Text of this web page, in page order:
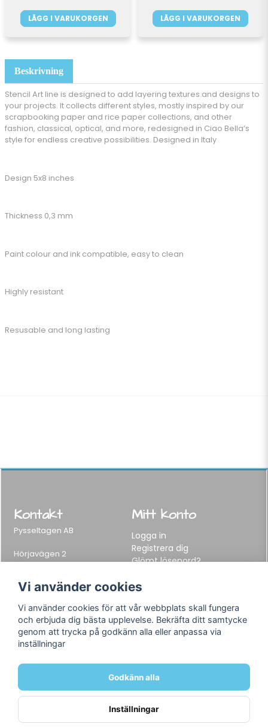
Beskrivning
Stencil Art line is designed to add layering textures and designs to
your projects. It collects different styles, mostly inspired by our
scrapbooking paper and rice paper collections, and other
fashion, classical, optical, and more, redesigned in Ciao Bella’s
style for endless creative possibilities. Designed in Italy
Design 5x8 inches
Thickness 0,3 mm
Paint colour and ink compatible, easy to clean
Highly resistant
Resusable and long lasting
LÄGG I VARUKORGEN LÄGG I VARUKORGEN
Kontakt
Pysseltagen AB
Hörjavägen 2
282 34 Tyringe, Sweden
E-post:info@pysseltagen.se
Mitt konto
Logga in
Registrera dig
Glömt lösenord?
Info
Varumärken
Om oss
Kontakt
Följ oss
Vi använder cookies
Vi använder cookies för att vår webbplats skall fungera
och erbjuda dig bästa upplevelse. Bekräfta ditt samtycke
genom att trycka på godkänn alla eller anpassa via
inställningar
Godkänn alla
Inställningar